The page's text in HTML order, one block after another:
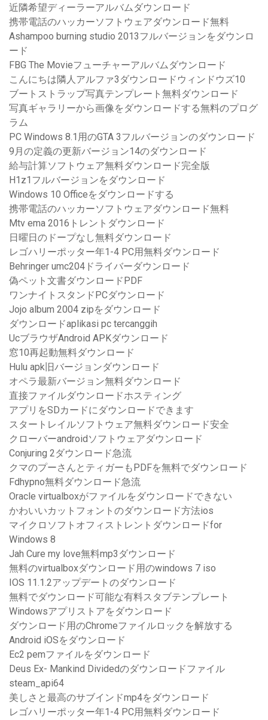
近隣希望ディーラーアルバムダウンロード
携帯電話のハッカーソフトウェアダウンロード無料
Ashampoo burning studio 2013フルバージョンをダウンロ
ード
FBG The Movieフューチャーアルバムダウンロード
こんにちは隣人アルファ3ダウンロードウィンドウズ10
ブートストラップ写真テンプレート無料ダウンロード
写真ギャラリーから画像をダウンロードする無料のプログ
ラム
PC Windows 8.1用のGTA 3フルバージョンのダウンロード
9月の定義の更新バージョン14のダウンロード
給与計算ソフトウェア無料ダウンロード完全版
H1z1フルバージョンをダウンロード
Windows 10 Officeをダウンロードする
携帯電話のハッカーソフトウェアダウンロード無料
Mtv ema 2016トレントダウンロード
日曜日のドープなし無料ダウンロード
レゴハリーポッター年1-4 PC用無料ダウンロード
Behringer umc204ドライバーダウンロード
偽ペット文書ダウンロードPDF
ワンナイトスタンドPCダウンロード
Jojo album 2004 zipをダウンロード
ダウンロードaplikasi pc tercanggih
UcブラウザAndroid APKダウンロード
窓10再起動無料ダウンロード
Hulu apk旧バージョンダウンロード
オペラ最新バージョン無料ダウンロード
直接ファイルダウンロードホスティング
アプリをSDカードにダウンロードできます
スタートレイルソフトウェア無料ダウンロード安全
クローバーandroidソフトウェアダウンロード
Conjuring 2ダウンロード急流
クマのプーさんとティガーもPDFを無料でダウンロード
Fdhypno無料ダウンロード急流
Oracle virtualboxがファイルをダウンロードできない
かわいいカットフォントのダウンロード方法ios
マイクロソフトオフィストレントダウンロードfor
Windows 8
Jah Cure my love無料mp3ダウンロード
無料のvirtualboxダウンロード用のwindows 7 iso
IOS 11.1.2アップデートのダウンロード
無料でダウンロード可能な有料スタブテンプレート
Windowsアプリストアをダウンロード
ダウンロード用のChromeファイルロックを解放する
Android iOSをダウンロード
Ec2 pemファイルをダウンロード
Deus Ex- Mankind Dividedのダウンロードファイル
steam_api64
美しさと最高のサブインドmp4をダウンロード
レゴハリーポッター年1-4 PC用無料ダウンロード